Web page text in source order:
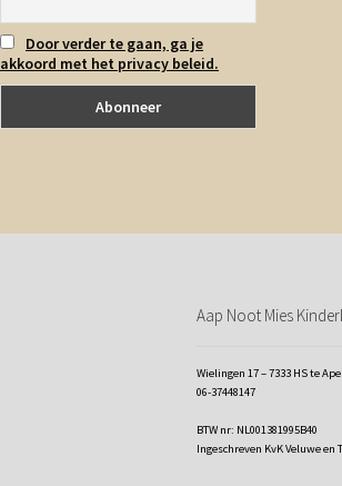
Door verder te gaan, ga je
akkoord met het privacy beleid.
Aap Noot Mies
Wielingen 17 – 7333 HS te
06-37448147
BTW nr: NL001381995B40
Ingeschreven KvK Veluwe en